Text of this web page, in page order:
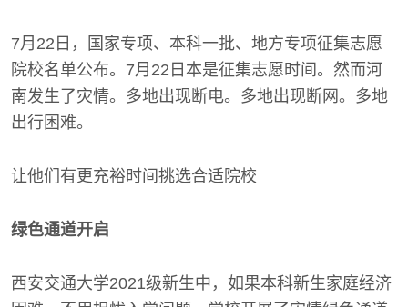
7月22日，国家专项、本科一批、地方专项征集志愿
院校名单公布。7月22日本是征集志愿时间。然而河
南发生了灾情。多地出现断电。多地出现断网。多地
出行困难。
让他们有更充裕时间挑选合适院校
绿色通道开启
西安交通大学2021级新生中，如果本科新生家庭经济